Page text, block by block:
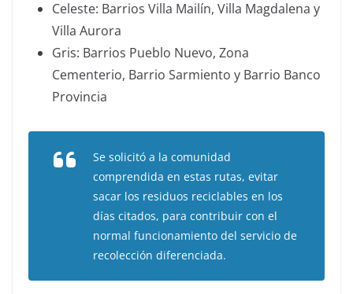
Celeste: Barrios Villa Mailín, Villa Magdalena y
Villa Aurora
Gris: Barrios Pueblo Nuevo, Zona
Cementerio, Barrio Sarmiento y Barrio Banco
Provincia
Se solicitó a la comunidad
comprendida en estas rutas, evitar
sacar los residuos reciclables en los
días citados, para contribuir con el
normal funcionamiento del servicio de
recolección diferenciada.